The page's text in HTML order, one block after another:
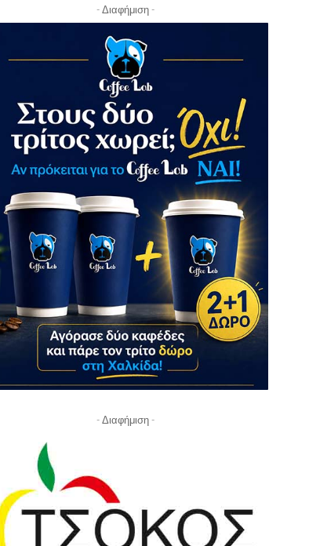
- Διαφήμιση -
- Διαφήμιση -